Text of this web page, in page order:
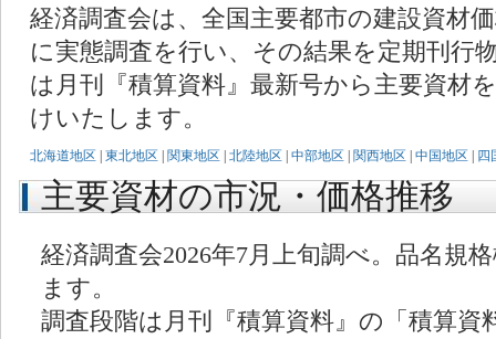
経済調査会は、全国主要都市の建設資材
に実態調査を行い、その結果を定期刊行
は月刊『積算資料』最新号から主要資材
けいたします。
北海道地区 東北地区 関東地区 北陸地区 中部地区 関西地区 中国地区 四
主要資材の市況・価格推移
経済調査会2026年7月上旬調べ。品名
ます。
調査段階は月刊『積算資料』の「積算資